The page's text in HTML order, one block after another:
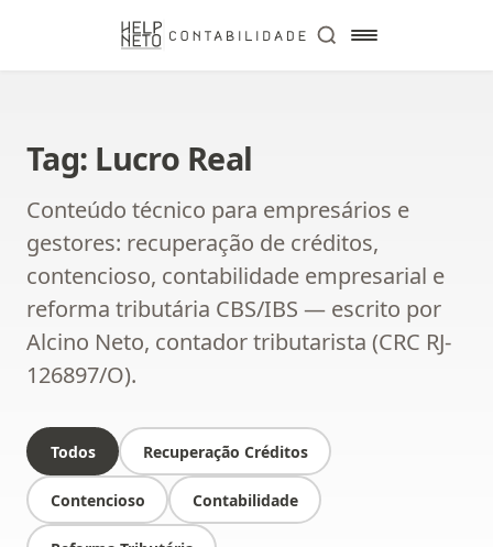
Tag: Lucro Real
Conteúdo técnico para empresários e
gestores: recuperação de créditos,
contencioso, contabilidade empresarial e
reforma tributária CBS/IBS — escrito por
Alcino Neto, contador tributarista (CRC RJ-
126897/O).
Todos Recuperação Créditos
Contencioso Contabilidade